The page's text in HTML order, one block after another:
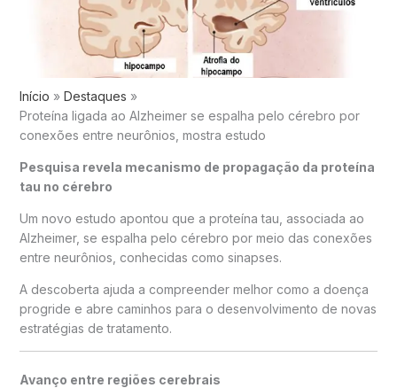
Início
Destaques
Proteína ligada ao Alzheimer se espalha pelo cérebro por
conexões entre neurônios, mostra estudo
Pesquisa revela mecanismo de propagação da proteína
tau no cérebro
Um novo estudo apontou que a proteína tau, associada ao
Alzheimer, se espalha pelo cérebro por meio das conexões
entre neurônios, conhecidas como sinapses.
A descoberta ajuda a compreender melhor como a doença
progride e abre caminhos para o desenvolvimento de novas
estratégias de tratamento.
Avanço entre regiões cerebrais